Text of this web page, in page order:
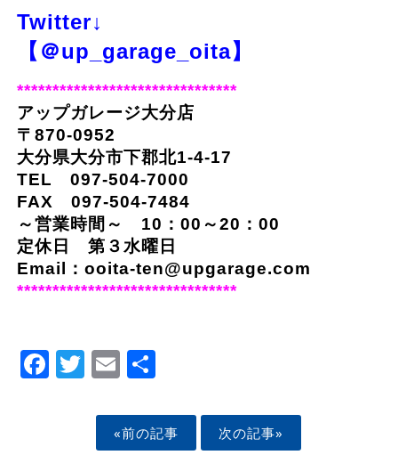
Twitter↓
【＠up_garage_oita】
*******************************
アップガレージ大分店
〒870-0952
大分県大分市下郡北1-4-17
TEL 097-504-7000
FAX 097-504-7484
～営業時間～ 10：00～20：00
定休日 第３水曜日
Email： ooita-ten@upgarage.com
*******************************
Facebook
Twitter
EmailShare
«前の記事 次の記事»